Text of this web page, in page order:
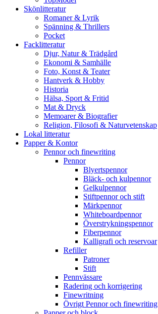
Skönlitteratur
Romaner & Lyrik
Spänning & Thrillers
Pocket
Facklitteratur
Djur, Natur & Trädgård
Ekonomi & Samhälle
Foto, Konst & Teater
Hantverk & Hobby
Historia
Hälsa, Sport & Fritid
Mat & Dryck
Memoarer & Biografier
Religion, Filosofi & Naturvetenskap
Lokal litteratur
Papper & Kontor
Pennor och finewriting
Pennor
Blyertspennor
Bläck- och kulpennor
Gelkulpennor
Stiftpennor och stift
Märkpennor
Whiteboardpennor
Överstrykningspennor
Fiberpennor
Kalligrafi och reservoar
Refiller
Patroner
Stift
Pennvässare
Radering och korrigering
Finewritning
Övrigt Pennor och finewriting